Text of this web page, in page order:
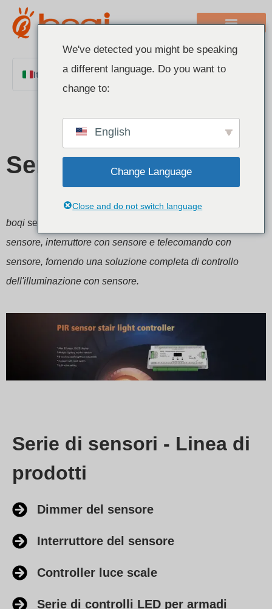
Italian
German
Polish
Arabic
Swedish
Serie di sensori
boqi serie di sensori
sensore, interruttore con sensore e telecomando con
sensore, fornendo una soluzione completa di controllo
dell'illuminazione con sensore.
Serie di sensori - Linea di
prodotti
Dimmer del sensore
Interruttore del sensore
Controller luce scale
Serie di controlli LED per armadi
We've detected you might be speaking
a different language. Do you want to
change to:
English
Change Language
Close and do not switch language